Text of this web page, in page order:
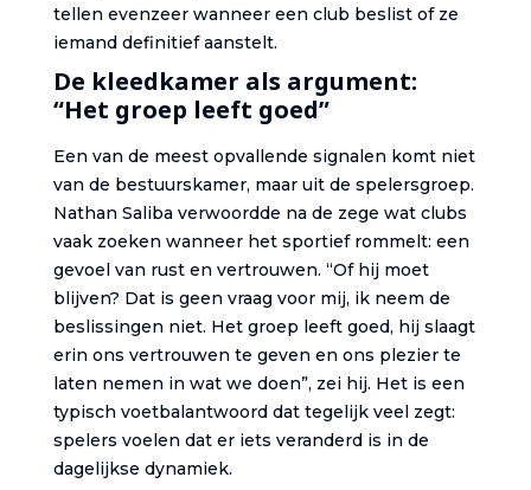
tellen evenzeer wanneer een club beslist of ze
iemand definitief aanstelt.
De kleedkamer als argument:
“Het groep leeft goed”
Een van de meest opvallende signalen komt niet
van de bestuurskamer, maar uit de spelersgroep.
Nathan Saliba verwoordde na de zege wat clubs
vaak zoeken wanneer het sportief rommelt: een
gevoel van rust en vertrouwen. “Of hij moet
blijven? Dat is geen vraag voor mij, ik neem de
beslissingen niet. Het groep leeft goed, hij slaagt
erin ons vertrouwen te geven en ons plezier te
laten nemen in wat we doen”, zei hij. Het is een
typisch voetbalantwoord dat tegelijk veel zegt:
spelers voelen dat er iets veranderd is in de
dagelijkse dynamiek.